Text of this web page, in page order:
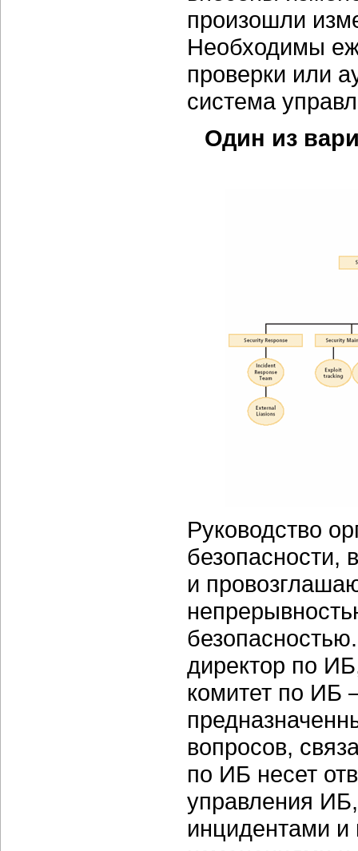
произошли
Необходимы
проверки или
система
Один из
Руководство
безопасности,
и
директор по
комитет по ИБ
вопросов,
по ИБ несет
управления
инцидентами и